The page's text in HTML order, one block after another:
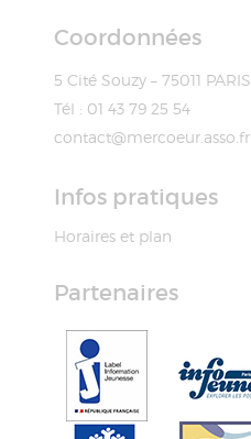
Coordonnées
5 Cité Souzy – 75011 PARIS
Tél : 01 43 79 25 54
contact@mercoeur.asso.fr
Infos pratiques
Horaires et plan
Partenaires